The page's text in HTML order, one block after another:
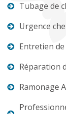
Tubage de
Urgence
Entretien
Réparation
Ramonage